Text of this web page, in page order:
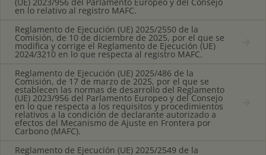
en lo relativo al registro MAFC.
Reglamento de Ejecución (UE) 2025/2550 de la
Comisión, de 10 de diciembre de 2025, por el que se
modifica y corrige el Reglamento de Ejecución (UE)
2024/3210 en lo que respecta al registro MAFC.
Reglamento de Ejecución (UE) 2025/486 de la
Comisión, de 17 de marzo de 2025, por el que se
establecen las normas de desarrollo del Reglamento
(UE) 2023/956 del Parlamento Europeo y del Consejo
en lo que respecta a los requisitos y procedimientos
relativos a la condición de declarante autorizado a
efectos del Mecanismo de Ajuste en Frontera por
Carbono (MAFC).
Reglamento de Ejecución (UE) 2025/2549 de la